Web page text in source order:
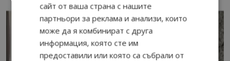
сайт от ваша страна с нашите
партньори за реклама и анализи, които
може да я комбинират с друга
информация, която сте им
предоставили или която са събрали от